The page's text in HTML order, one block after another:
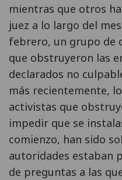
mientras que otros
juez a lo largo del
febrero, un grupo de
que obstruyeron las
declarados no
más recientemente,
activistas que
impedir que se
comienzo, han sido
autoridades estaban
de preguntas a las